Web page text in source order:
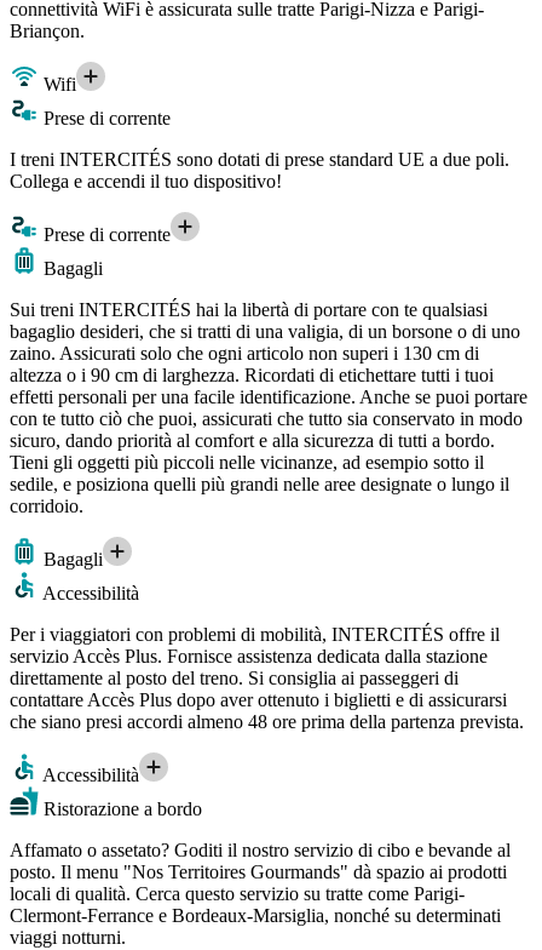
connettività WiFi è assicurata sulle tratte Parigi-Nizza e Parigi-
Briançon.
Wifi
Prese di corrente
I treni INTERCITÉS sono dotati di prese standard UE a due poli.
Collega e accendi il tuo dispositivo!
Prese di corrente
Bagagli
Sui treni INTERCITÉS hai la libertà di portare con te qualsiasi
bagaglio desideri, che si tratti di una valigia, di un borsone o di uno
zaino. Assicurati solo che ogni articolo non superi i 130 cm di
altezza o i 90 cm di larghezza. Ricordati di etichettare tutti i tuoi
effetti personali per una facile identificazione. Anche se puoi portare
con te tutto ciò che puoi, assicurati che tutto sia conservato in modo
sicuro, dando priorità al comfort e alla sicurezza di tutti a bordo.
Tieni gli oggetti più piccoli nelle vicinanze, ad esempio sotto il
sedile, e posiziona quelli più grandi nelle aree designate o lungo il
corridoio.
Bagagli
Accessibilità
Per i viaggiatori con problemi di mobilità, INTERCITÉS offre il
servizio Accès Plus. Fornisce assistenza dedicata dalla stazione
direttamente al posto del treno. Si consiglia ai passeggeri di
contattare Accès Plus dopo aver ottenuto i biglietti e di assicurarsi
che siano presi accordi almeno 48 ore prima della partenza prevista.
Accessibilità
Ristorazione a bordo
Affamato o assetato? Goditi il nostro servizio di cibo e bevande al
posto. Il menu "Nos Territoires Gourmands" dà spazio ai prodotti
locali di qualità. Cerca questo servizio su tratte come Parigi-
Clermont-Ferrance e Bordeaux-Marsiglia, nonché su determinati
viaggi notturni.